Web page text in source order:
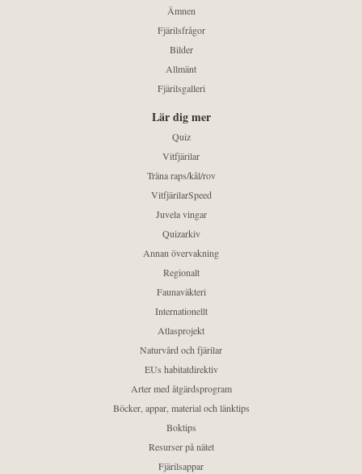
Ämnen
Fjärilsfrågor
Bilder
Allmänt
Fjärilsgalleri
Lär dig mer
Quiz
Vitfjärilar
Träna raps/kål/rov
VitfjärilarSpeed
Juvela vingar
Quizarkiv
Annan övervakning
Regionalt
Faunaväkteri
Internationellt
Atlasprojekt
Naturvård och fjärilar
EUs habitatdirektiv
Arter med åtgärdsprogram
Böcker, appar, material och länktips
Boktips
Resurser på nätet
Fjärilsappar